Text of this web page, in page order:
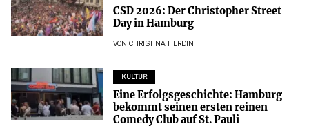
CSD 2026: Der Christopher Street
Day in Hamburg
VON CHRISTINA HERDIN
KULTUR
Eine Erfolgsgeschichte: Hamburg
bekommt seinen ersten reinen
Comedy Club auf St. Pauli